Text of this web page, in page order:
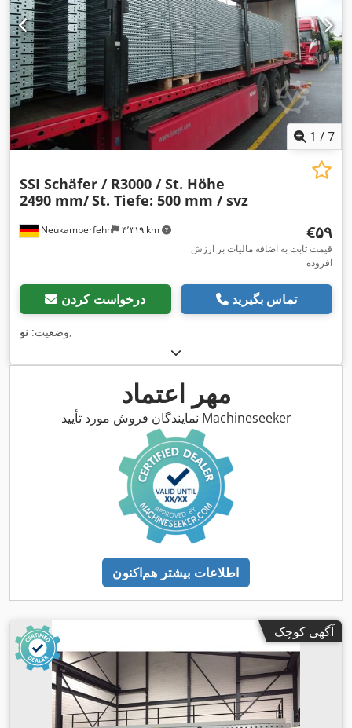
1 /7
Neukamperfehn ۴٬۳۱۹ km
SSI Schäfer / R3000 / St. Höhe
2490 mm/St. Tiefe: 500 mm / svz
‎€۵۹
قیمت ثابت به اضافه مالیات بر ارزش
افزوده
درخواست کردن تماس بگیرید
وضعیت: نو ,
مهر اعتماد
نمایندگان فروش مورد تأیید Machineseeker
اطلاعات بیشتر هم‌اکنون
آگهی کوچک